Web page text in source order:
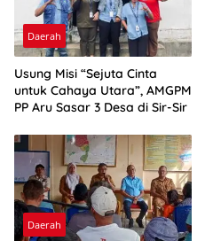
Daerah
Usung Misi “Sejuta Cinta
untuk Cahaya Utara”, AMGPM
PP Aru Sasar 3 Desa di Sir-Sir
Daerah